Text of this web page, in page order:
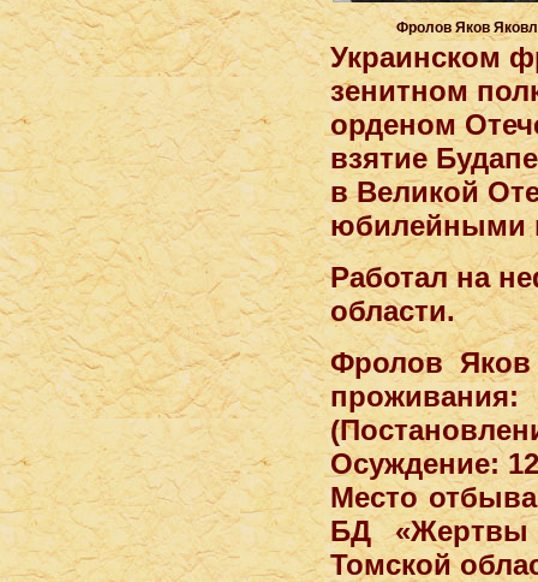
Фролов Яков
Украинском
зенитном
орденом
взятие
в Великой
юбилейными
Работал на
области.
Фролов Яков
Осуждение:
Место
БД «Жертвы
Томской